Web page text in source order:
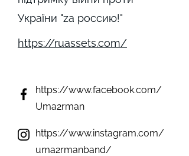
України "zа россию!"
https://ruassets.com/
https://www.facebook.com/
Uma2rman
https://www.instagram.com/
uma2rmanband/